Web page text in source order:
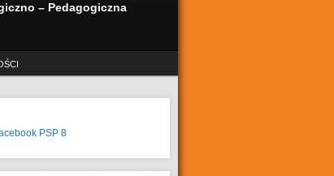
– Pedagogiczna
PSP 8